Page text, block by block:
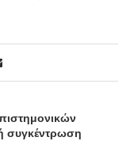
συγκέντρωση